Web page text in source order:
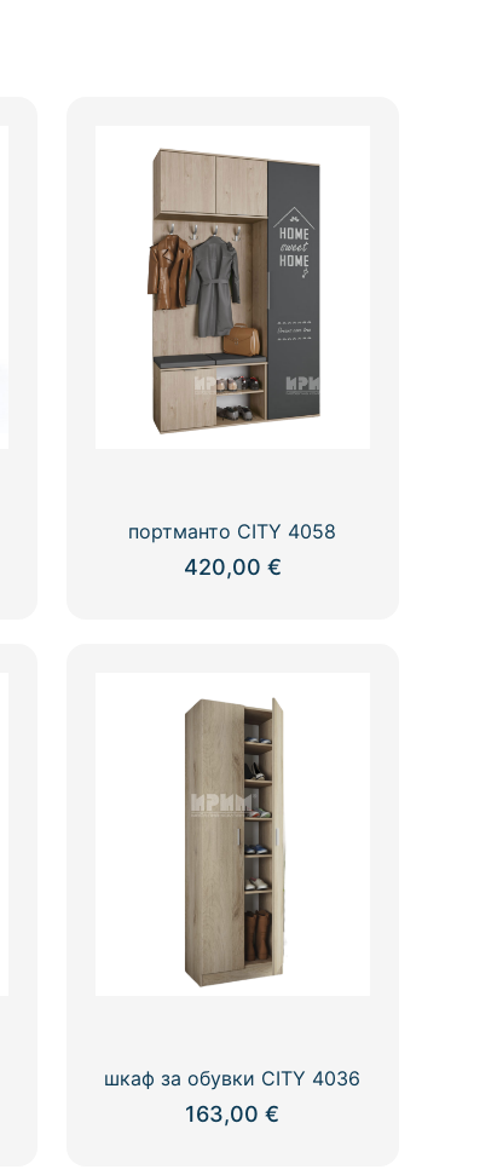
портманто CITY 4058
420,00 €
шкаф за обувки CITY 4036
163,00€